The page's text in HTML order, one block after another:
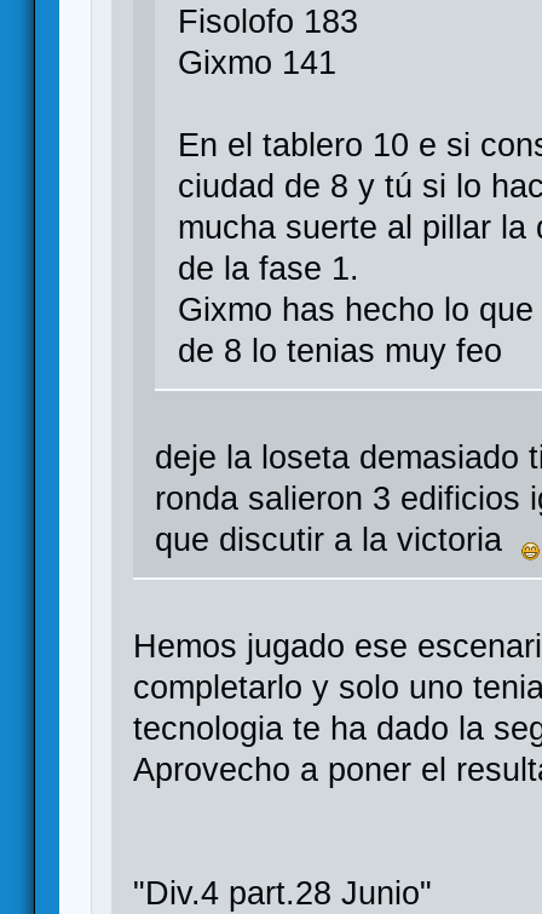
Fisolofo 183
Gixmo 141
En el tablero 10 e si
ciudad de 8 y tú si lo
mucha suerte al pillar
de la fase 1.
Gixmo has hecho lo
de 8 lo tenias muy feo
deje la loseta demasiado
ronda salieron 3 edificios
que discutir a la victoria
Hemos jugado ese
completarlo y solo uno
tecnologia te ha dado la
Aprovecho a poner el
"Div.4 part.28 Junio"